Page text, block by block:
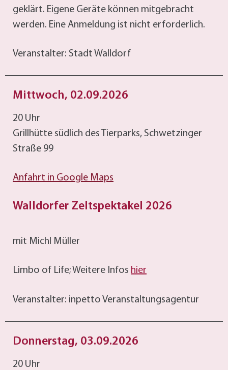
geklärt. Eigene Geräte können mitgebracht
werden. Eine Anmeldung ist nicht erforderlich.
Veranstalter: Stadt Walldorf
Mittwoch, 02.09.2026
20 Uhr
Grillhütte südlich des Tierparks, Schwetzinger
Straße 99
Anfahrt in Google Maps
Walldorfer Zeltspektakel 2026
mit Michl Müller
Limbo of Life; Weitere Infos hier
Veranstalter: inpetto Veranstaltungsagentur
Donnerstag, 03.09.2026
20 Uhr